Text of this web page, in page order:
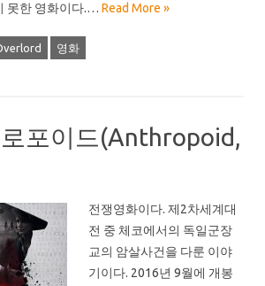
못한 영화이다.… Read More »
영화
포이드(Anthropoid,
전쟁영화이다. 제2차세계대
전 중 체코에서의 독일군장
교의 암살사건을 다룬 이야
기이다. 2016년 9월에 개봉